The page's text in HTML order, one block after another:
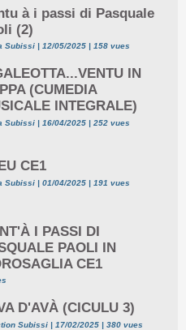
à i passi di Pasquale
(2)
Subissi | 12/05/2025 | 158 vues
IN
(CUMEDIA
INTEGRALE)
Subissi | 16/04/2025 | 252 vues
CE1
Subissi | 01/04/2025 | 191 vues
I PASSI DI
PAOLI IN
CE1
D'AVÀ (CICULU 3)
Subissi | 17/02/2025 | 380 vues